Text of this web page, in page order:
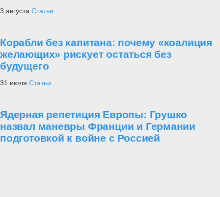
3 августа Статьи
Корабли без капитана: почему «коалиция
желающих» рискует остаться без
будущего
31 июля Статьи
Ядерная репетиция Европы: Грушко
назвал маневры Франции и Германии
подготовкой к войне с Россией